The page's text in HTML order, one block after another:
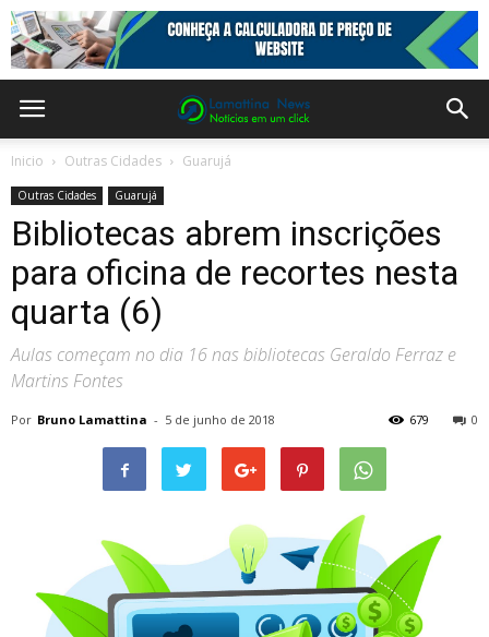
Inicio Outras Cidades Guarujá
Outras Cidades Guarujá
Bibliotecas abrem inscrições
para oficina de recortes nesta
quarta (6)
Aulas começam no dia 16 nas bibliotecas Geraldo Ferraz e
Martins Fontes
Por Bruno Lamattina - 5 de junho de 2018 0
679